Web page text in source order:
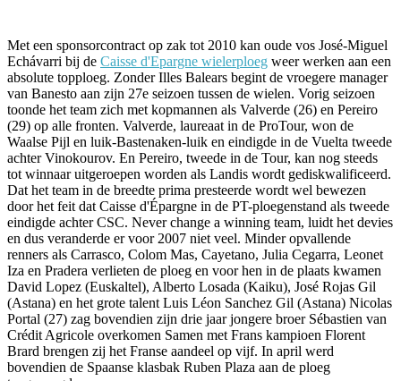
Met een sponsorcontract op zak tot 2010 kan oude vos José-Miguel
Echávarri bij de Caisse d'Epargne wielerploeg weer werken aan een
absolute topploeg. Zonder Illes Balears begint de vroegere manager
van Banesto aan zijn 27e seizoen tussen de wielen. Vorig seizoen
toonde het team zich met kopmannen als Valverde (26) en Pereiro
(29) op alle fronten. Valverde, laureaat in de ProTour, won de
Waalse Pijl en luik-Bastenaken-luik en eindigde in de Vuelta tweede
achter Vinokourov. En Pereiro, tweede in de Tour, kan nog steeds
tot winnaar uitgeroepen worden als Landis wordt gediskwalificeerd.
Dat het team in de breedte prima presteerde wordt wel bewezen
door het feit dat Caisse d'Épargne in de PT-ploegenstand als tweede
eindigde achter CSC. Never change a winning team, luidt het devies
en dus veranderde er voor 2007 niet veel. Minder opvallende
renners als Carrasco, Colom Mas, Cayetano, Julia Cegarra, Leonet
Iza en Pradera verlieten de ploeg en voor hen in de plaats kwamen
David Lopez (Euskaltel), Alberto Losada (Kaiku), José Rojas Gil
(Astana) en het grote talent Luis Léon Sanchez Gil (Astana) Nicolas
Portal (27) zag bovendien zijn drie jaar jongere broer Sébastien van
Crédit Agricole overkomen Samen met Frans kampioen Florent
Brard brengen zij het Franse aandeel op vijf. In april werd
bovendien de Spaanse klasbak Ruben Plaza aan de ploeg